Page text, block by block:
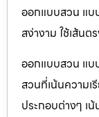
ออกแบบสวน แบ
สง่างาม ใช้เส้น
ออกแบบสวน แบ
สวนที่เน้นความ
ประกอบต่างๆ เน้